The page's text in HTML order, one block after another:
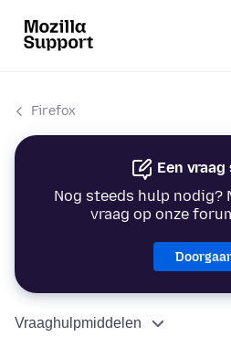
Firefox
Een
Nog steeds hulp nodig?
vraag op onze
Vraaghulpmiddelen